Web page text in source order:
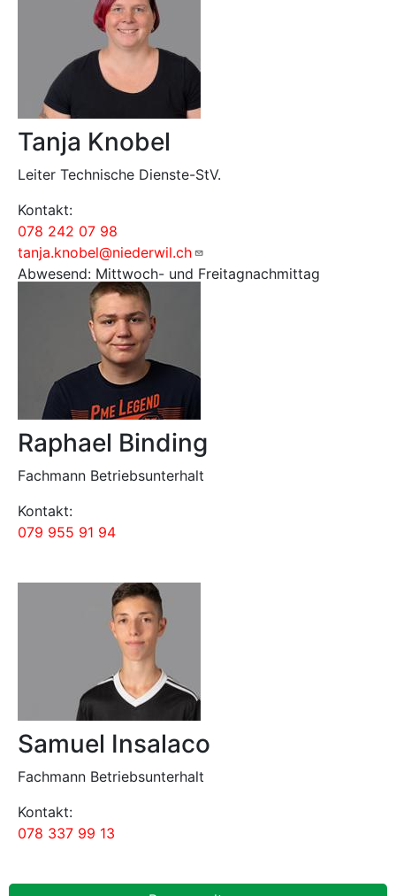
Tanja Knobel
Leiter Technische Dienste-StV.
Kontakt:
078 242 07 98
tanja.knobel@niederwil.ch
Abwesend: Mittwoch- und Freitagnachmittag
Raphael Binding
Fachmann Betriebsunterhalt
Kontakt:
079 955 91 94
Samuel Insalaco
Fachmann Betriebsunterhalt
Kontakt:
078 337 99 13